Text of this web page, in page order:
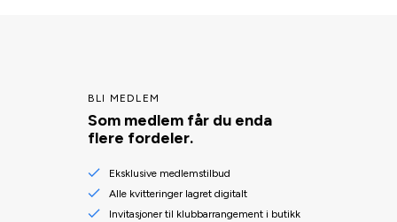
BLI MEDLEM
Som medlem får du enda
flere fordeler.
Eksklusive medlemstilbud
Alle kvitteringer lagret digitalt
Invitasjoner til klubbarrangement i butikk